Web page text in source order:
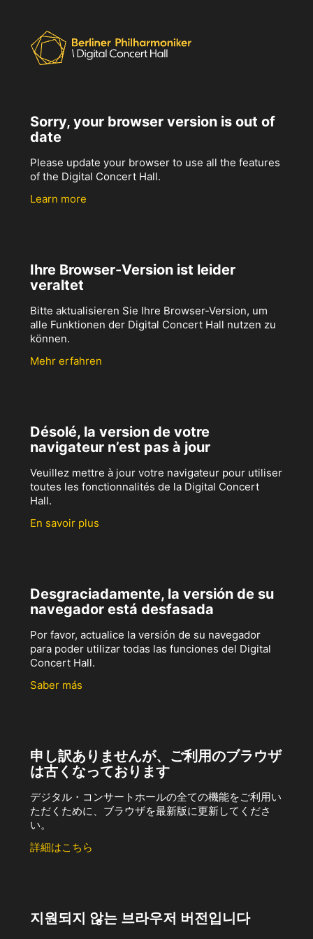
Sorry, your browser version is out of
date
Please update your browser to use all the features
of the Digital Concert Hall.
Learn more
Ihre Browser-Version ist leider
veraltet
Bitte aktualisieren Sie Ihre Browser-Version, um
alle Funktionen der Digital Concert Hall nutzen zu
können.
Mehr erfahren
Désolé, la version de votre
navigateur n’est pas à jour
Veuillez mettre à jour votre navigateur pour utiliser
toutes les fonctionnalités de la Digital Concert
Hall.
En savoir plus
Desgraciadamente, la versión de su
navegador está desfasada
Por favor, actualice la versión de su navegador
para poder utilizar todas las funciones del Digital
Concert Hall.
Saber más
申し訳ありませんが、ご利用のブラウザ
は古くなっております
デジタル・コンサートホールの全ての機能をご利用い
ただくために、ブラウザを最新版に更新してくださ
い。
詳細はこちら
지원되지 않는 브라우저 버전입니다